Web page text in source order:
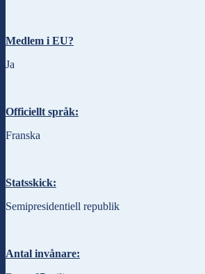
Medlem i EU?
Ja
Officiellt språk:
Franska
Statsskick:
Semipresidentiell republik
Antal invånare: